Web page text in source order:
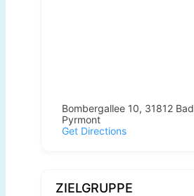
Bombergallee 10, 31812 Bad
Pyrmont
Get Directions
ZIELGRUPPE